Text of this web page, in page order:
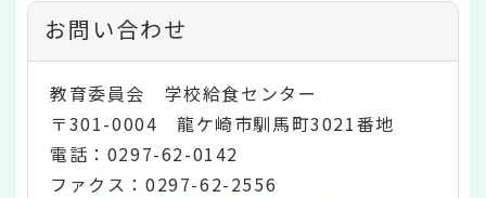
お問い合わせ
教育委員会 学校給食センター
〒301-0004 龍ケ崎市馴馬町3021番地
電話：0297-62-0142
ファクス：0297-62-2556